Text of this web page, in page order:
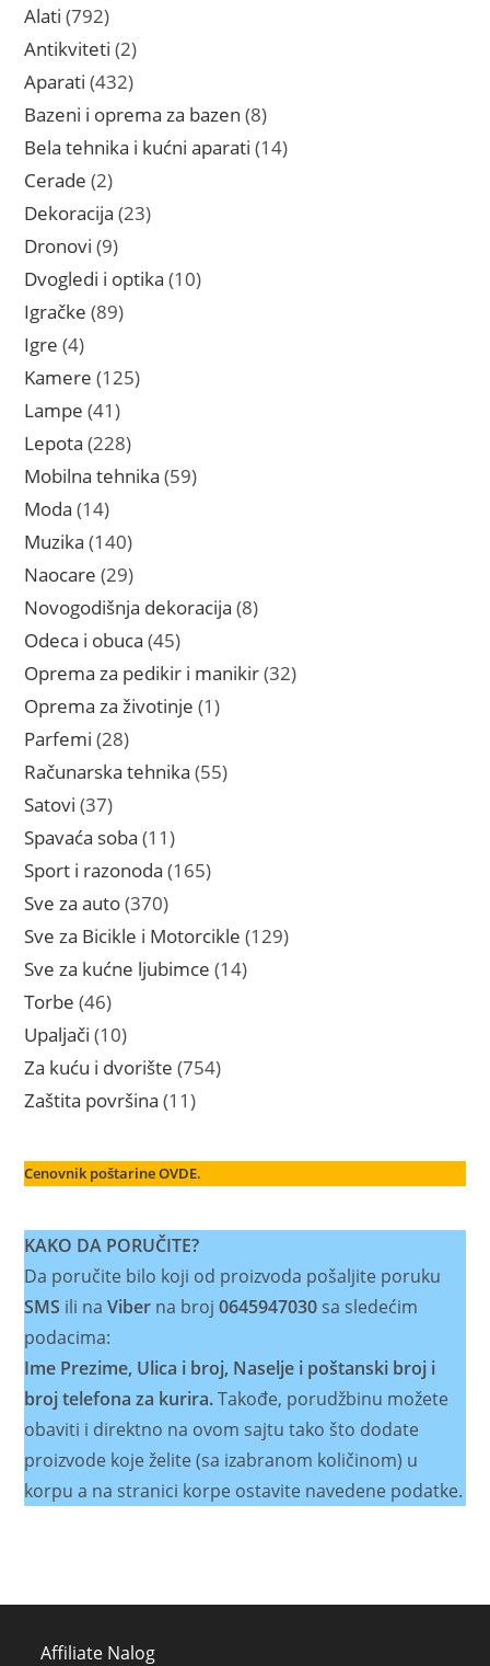
Alati 792792
proizvoda
Antikviteti 22
proizvoda
Aparati 432432
proizvoda
Bazeni i oprema za bazen 88
proizvoda
Bela tehnika i kućni aparati 1414
Cerade 22
proizvoda
Dekoracija 2323
Dronovi 99
proizvoda
Dvogledi i optika 1010
Igračke 8989
Igre 44
proizvoda
Kamere 125125
Lampe 4141
proizvod
Lepota 228228
proizvoda
Mobilna tehnika 5959
Moda 1414
proizvoda
Muzika 140140
proizvoda
Naocare 2929
proizvoda
Novogodišnja dekoracija 88
Odeca i obuca 4545
proizvoda
Oprema za pedikir i manikir 3232
Oprema za životinje 11
Parfemi 2828
proizvoda
Računarska tehnika 5555
Satovi 3737
proizvoda
Spavaća soba 1111
proizvoda
Sport i razonoda 165165
Sve za auto 370370
proizvoda
Sve za Bicikle i Motorcikle 129129
Sve za kućne ljubimce 1414
Torbe 4646
proizvoda
Upaljači 1010
proizvoda
Za kuću i dvorište 754754
Zaštita površina 1111
Cenovnik poštarine OVDE.
KAKO DA PORUČITE?
Da poručite bilo koji od proizvoda pošaljite poruku
SMS ili naViber na broj0645947030sa sledećim
podacima:
Ime Prezime, Ulica i broj, Naselje i poštanski broj i
broj telefona za kurira.Takođe, porudžbinu možete
obaviti i direktno na ovom sajtu tako što dodate
proizvode koje želite (sa izabranom količinom) u
korpu a na stranici korpe ostavite navedene podatke.
Affiliate Nalog